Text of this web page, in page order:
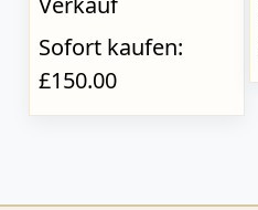
Sofort kaufen:
£150.00